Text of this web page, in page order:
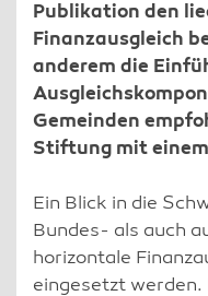
Publikation den
Finanzausgleich
anderem die
Gemeinden
Stiftung mit
Ein Blick in die
Bundes- als auch
horizontale
eingesetzt